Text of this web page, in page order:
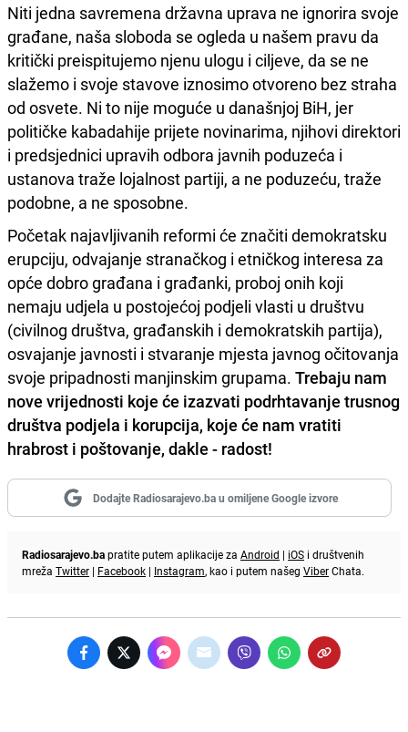
Niti jedna savremena državna uprava ne ignorira svoje
građane, naša sloboda se ogleda u našem pravu da
kritički preispitujemo njenu ulogu i ciljeve, da se ne
slažemo i svoje stavove iznosimo otvoreno bez straha
od osvete. Ni to nije moguće u današnjoj BiH, jer
političke kabadahije prijete novinarima, njihovi direktori
i predsjednici upravih odbora javnih poduzeća i
ustanova traže lojalnost partiji, a ne poduzeću, traže
podobne, a ne sposobne.
Početak najavljivanih reformi će značiti demokratsku
erupciju, odvajanje stranačkog i etničkog interesa za
opće dobro građana i građanki, proboj onih koji
nemaju udjela u postojećoj podjeli vlasti u društvu
(civilnog društva, građanskih i demokratskih partija),
osvajanje javnosti i stvaranje mjesta javnog očitovanja
svoje pripadnosti manjinskim grupama. Trebaju nam
nove vrijednosti koje će izazvati podrhtavanje trusnog
društva podjela i korupcija, koje će nam vratiti
hrabrost i poštovanje, dakle - radost!
Dodajte Radiosarajevo.ba u omiljene Google izvore
Radiosarajevo.bapratite putem aplikacije za Android | iOS i društvenih
mreža Twitter | Facebook | Instagram, kao i putem našeg ViberChata.